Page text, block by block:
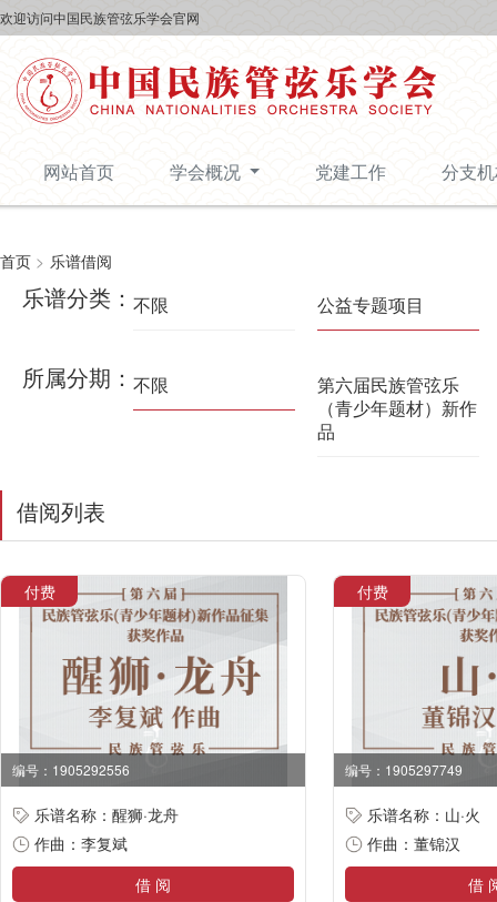
欢迎访问中国民族管弦乐学会官网
网站首页 学会概况 党建工作 分支
首页 > 乐谱借阅
乐谱分类： 不限 公益专题项目
所属分期： 不限
第六届民族管弦乐
（青少年题材）新作
品
借阅列表
付费
编号：1905292556
乐谱名称：醒狮·龙舟
作曲：李复斌
借 阅
付费
编号：1905297749
乐谱名称：山·火
作曲：董锦汉
借